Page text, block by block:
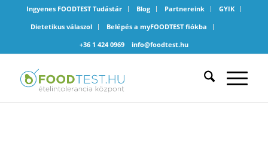
Ingyenes FOODTEST Tudástár Blog Partnereink
GYIK
Dietetikus válaszol
Belépés a myFOODTEST fiókba
+36 1 424 0969
info@foodtest.hu